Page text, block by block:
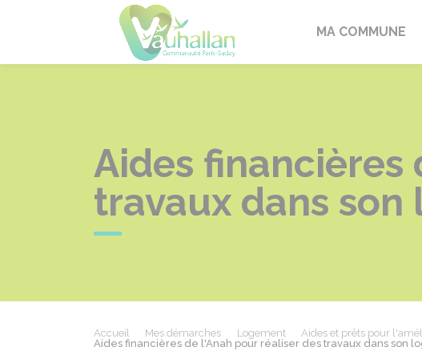
VauhallanMA COMMUNE
Aides financières
travaux dans
Accueil Mes démarches Logement
Aides et prêts pour
Aides financières de l'Anah pour réaliser des travaux dans son